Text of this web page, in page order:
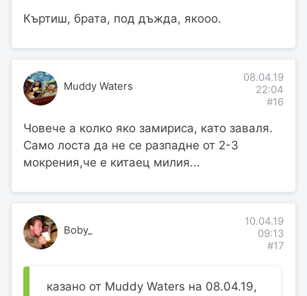
Къртиш, брата, под дъжда, якооо.
Muddy Waters
08.04.19
22:04
#16
Човече а колко яко замириса, като заваля.
Само лоста да не се разпадне от 2-3
мокрения,че е китаец милия...
Boby_
10.04.19
09:13
#17
казано от Muddy Waters на 08.04.19,